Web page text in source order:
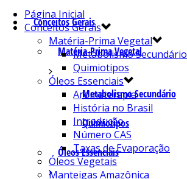
Conceitos Gerais
Matéria-Prima Vegetal
Metabolismo Secundário
Quimiotipos
Óleos Essenciais
Página Inicial
Conceitos Gerais
Matéria-Prima Vegetal
Metabolismo Secundário
Quimiotipos
Óleos Essenciais
Aromaterapia
História no Brasil
Introdução
Número CAS
Taxas de Evaporação
Óleos Vegetais
Manteigas Amazônica